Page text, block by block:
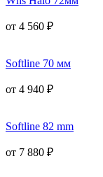
от 4 560 ₽
Softline 70 мм
от 4 940 ₽
Softline 82 mm
от 7 880 ₽